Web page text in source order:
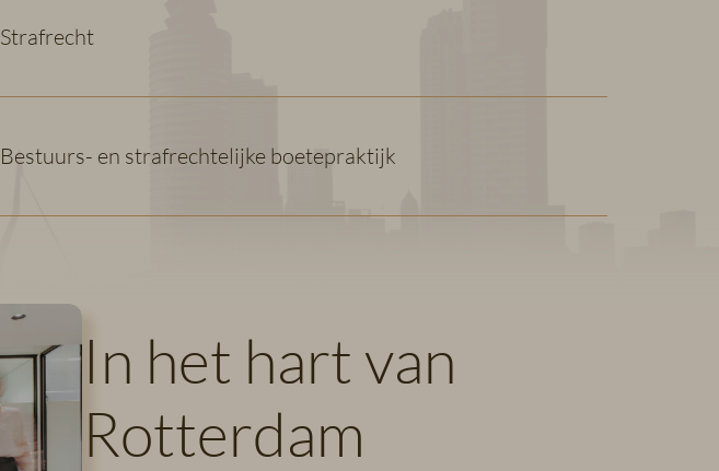
Strafrecht
Bestuurs- en strafrechtelijke boetepraktijk
In het hart van
Rotterdam